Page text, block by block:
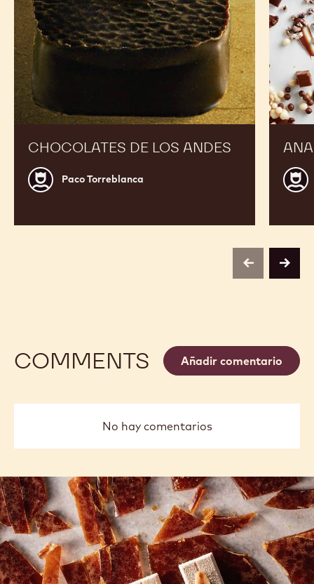
CHOCOLATES DE LOS ANDES
Paco
Torreblanca
Paco Torreblanca
Jordi
Roca
previousnext
COMMENTS Añadir comentario
No hay comentarios